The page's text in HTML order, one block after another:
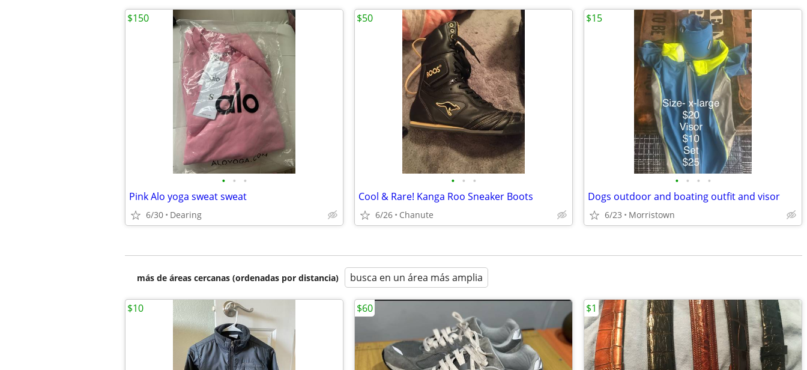
• • •
Pink Alo yoga sweat sweat
6/30 Dearing
$150
• • •
Cool & Rare! Kanga Roo Sneaker Boots
6/26 Chanute
$50
• • • •
Dogs outdoor and boating outfit and visor
6/23 Morristown
$15
más de áreas cercanas (ordenadas por distancia) busca en un área más amplia
$10 $60 $1